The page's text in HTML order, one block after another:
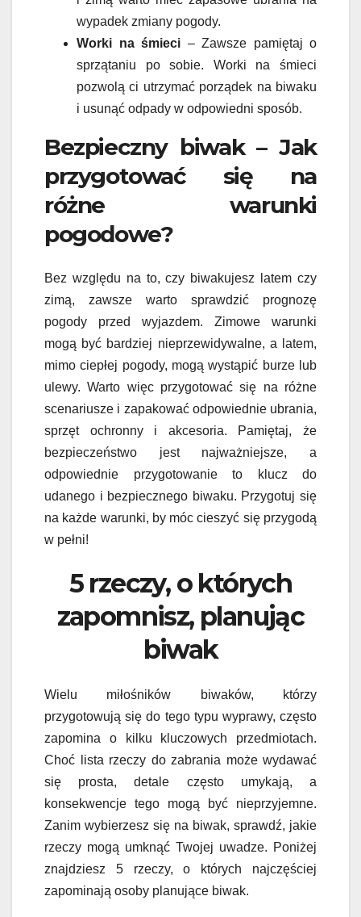
wypadek zmiany pogody.
Worki na śmieci – Zawsze pamiętaj o
sprzątaniu po sobie. Worki na śmieci
pozwolą ci utrzymać porządek na biwaku
i usunąć odpady w odpowiedni sposób.
Bezpieczny biwak – Jak
przygotować się na
różne warunki
pogodowe?
Bez względu na to, czy biwakujesz latem czy
zimą, zawsze warto sprawdzić prognozę
pogody przed wyjazdem. Zimowe warunki
mogą być bardziej nieprzewidywalne, a latem,
mimo ciepłej pogody, mogą wystąpić burze lub
ulewy. Warto więc przygotować się na różne
scenariusze i zapakować odpowiednie ubrania,
sprzęt ochronny i akcesoria. Pamiętaj, że
bezpieczeństwo jest najważniejsze, a
odpowiednie przygotowanie to klucz do
udanego i bezpiecznego biwaku. Przygotuj się
na każde warunki, by móc cieszyć się przygodą
w pełni!
5 rzeczy, o których
zapomnisz, planując
biwak
Wielu miłośników biwaków, którzy
przygotowują się do tego typu wyprawy, często
zapomina o kilku kluczowych przedmiotach.
Choć lista rzeczy do zabrania może wydawać
się prosta, detale często umykają, a
konsekwencje tego mogą być nieprzyjemne.
Zanim wybierzesz się na biwak, sprawdź, jakie
rzeczy mogą umknąć Twojej uwadze. Poniżej
znajdziesz 5 rzeczy, o których najczęściej
zapominają osoby planujące biwak.